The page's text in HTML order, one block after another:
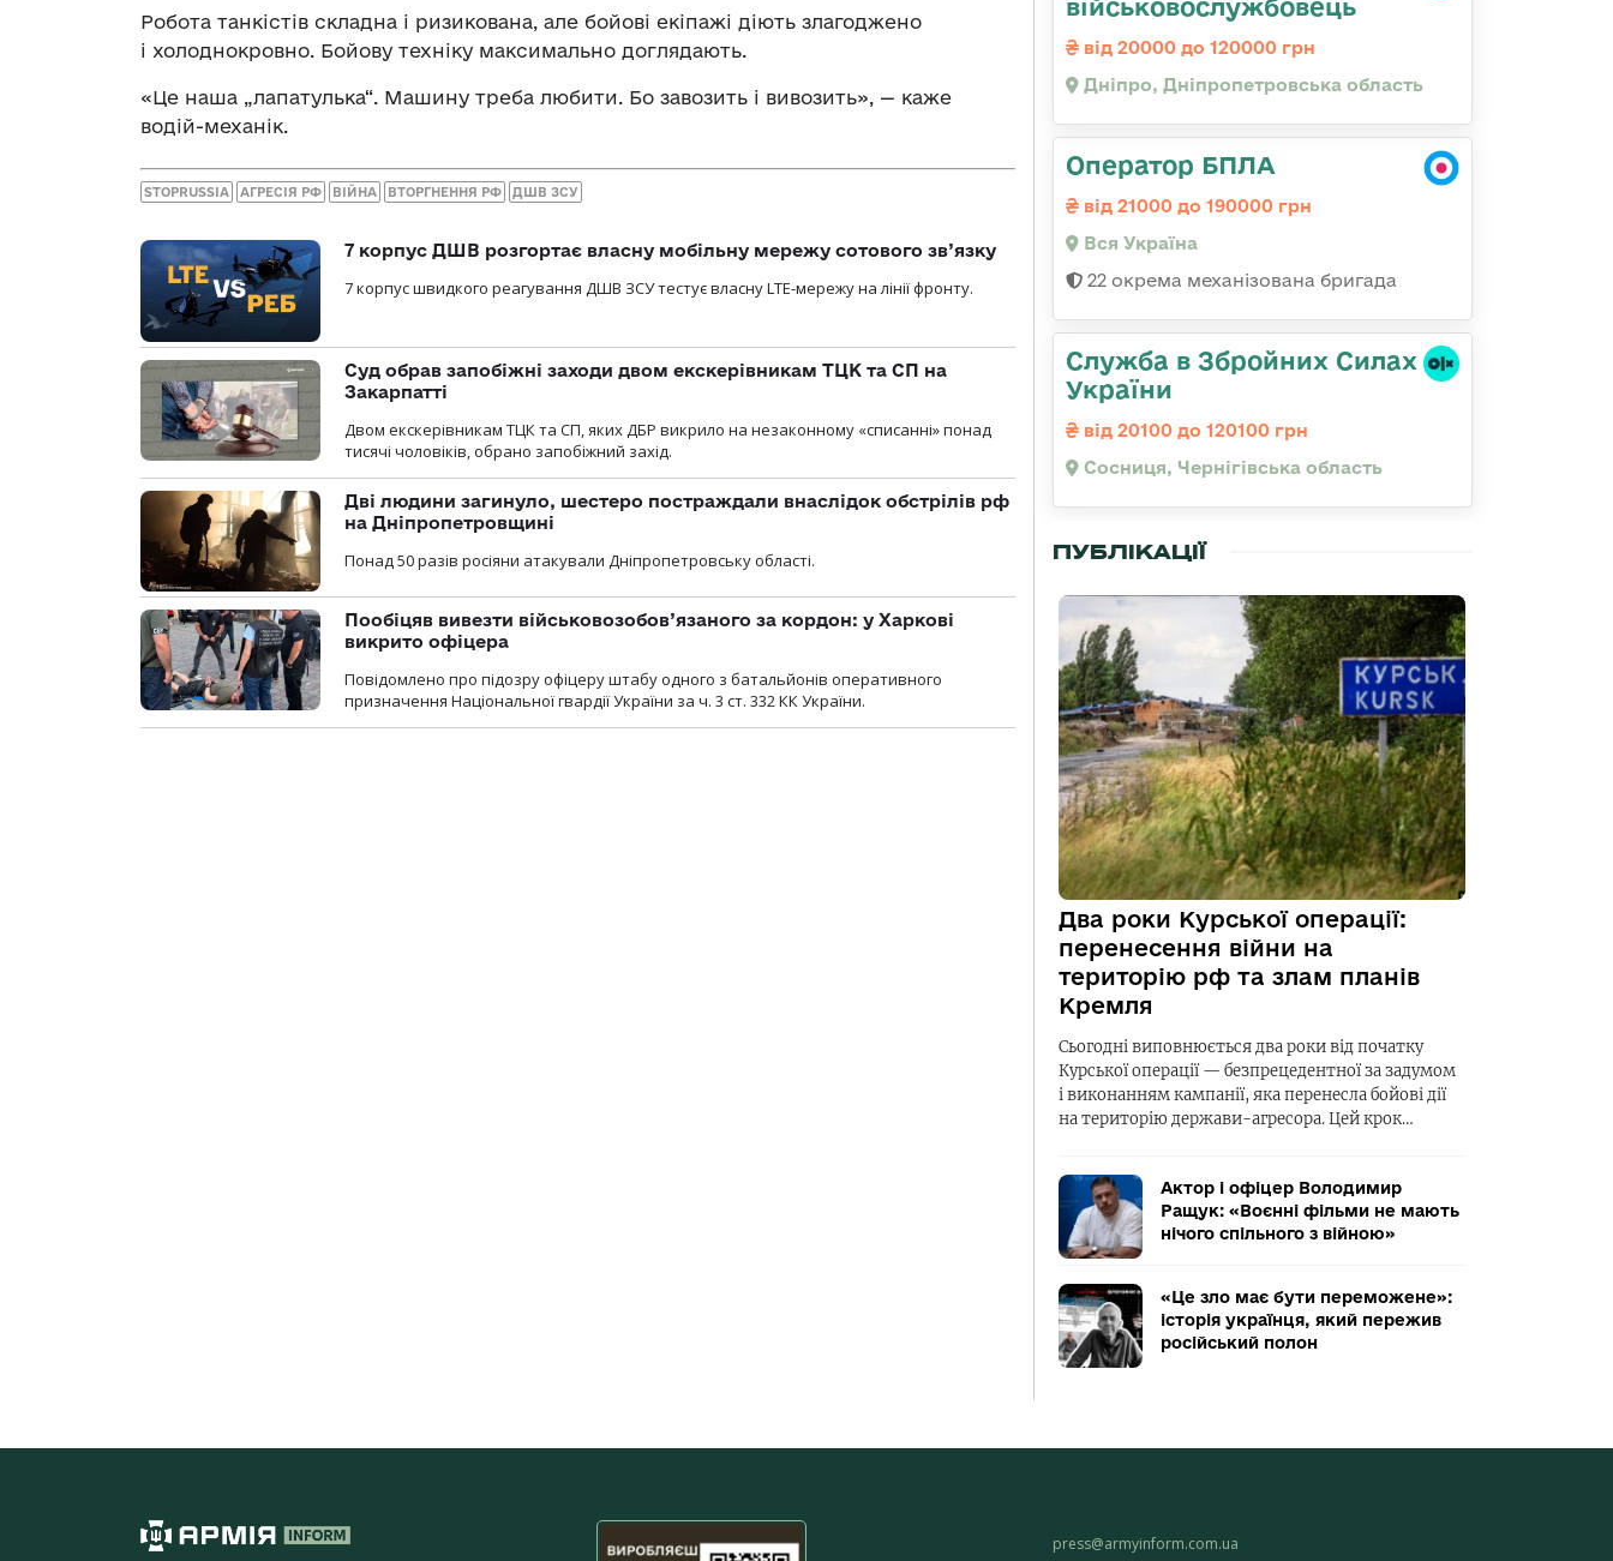
Робота танкістів складна і ризикована, але бойові екіпажі діють злагоджено
і холоднокровно. Бойову техніку максимально доглядають.
«Це наша „лапатулька“. Машину треба любити. Бо завозить і вивозить», — каже
водій-механік.
STOPRUSSIA АГРЕСІЯ РФ ВІЙНА ВТОРГНЕННЯ РФ ДШВ ЗСУ
7 корпус ДШВ розгортає власну мобільну мережу сотового зв’язку
7 корпус швидкого реагування ДШВ ЗСУ тестує власну LTE-мережу на лінії фронту.
Суд обрав запобіжні заходи двом екскерівникам ТЦК та СП на
Закарпатті
Двом екскерівникам ТЦК та СП, яких ДБР викрило на незаконному «списанні» понад
тисячі чоловіків, обрано запобіжний захід.
Дві людини загинуло, шестеро постраждали внаслідок обстрілів рф
на Дніпропетровщині
Понад 50 разів росіяни атакували Дніпропетровську області.
Пообіцяв вивезти військовозобов’язаного за кордон: у Харкові
викрито офіцера
Повідомлено про підозру офіцеру штабу одного з батальйонів оперативного
призначення Національної гвардії України за ч. 3 ст. 332 КК України.
військовослужбовець
від 20000 до 120000 грн
Дніпро, Дніпропетровська область
Оператор БПЛА
від 21000 до 190000 грн
Вся Україна
22 окрема механізована бригада
Служба в Збройних Силах
України
від 20100 до 120100 грн
Сосниця, Чернігівська область
ПУБЛІКАЦІЇ
Два роки Курської операції:
перенесення війни на
територію рф та злам планів
Кремля
Сьогодні виповнюється два роки від початку
Курської операції — безпрецедентної за задумом
і виконанням кампанії, яка перенесла бойові дії
на територію держави-агресора. Цей крок…
Актор і офіцер Володимир
Ращук: «Воєнні фільми не мають
нічого спільного з війною»
«Це зло має бути переможене»:
історія українця, який пережив
російський полон
press@armyinform.com.ua